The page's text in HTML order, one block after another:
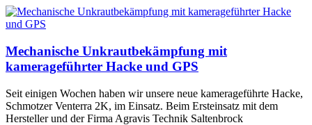
Mechanische Unkrautbekämpfung mit
kamerageführter Hacke und GPS
Seit einigen Wochen haben wir unsere neue kamerageführte Hacke,
Schmotzer Venterra 2K, im Einsatz. Beim Ersteinsatz mit dem
Hersteller und der Firma Agravis Technik Saltenbrock